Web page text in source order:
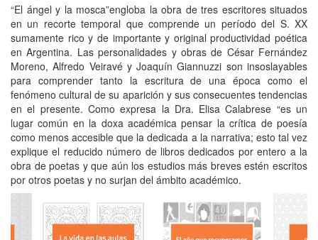
“El ángel y la mosca”engloba la obra de tres escritores situados
en un recorte temporal que comprende un período del S. XX
sumamente rico y de importante y original productividad poética
en Argentina. Las personalidades y obras de César Fernández
Moreno, Alfredo Veiravé y Joaquín Giannuzzi son insoslayables
para comprender tanto la escritura de una época como el
fenómeno cultural de su aparición y sus consecuentes tendencias
en el presente. Como expresa la Dra. Elisa Calabrese “es un
lugar común en la doxa académica pensar la crítica de poesía
como menos accesible que la dedicada a la narrativa; esto tal vez
explique el reducido número de libros dedicados por entero a la
obra de poetas y que aún los estudios más breves estén escritos
por otros poetas y no surjan del ámbito académico.